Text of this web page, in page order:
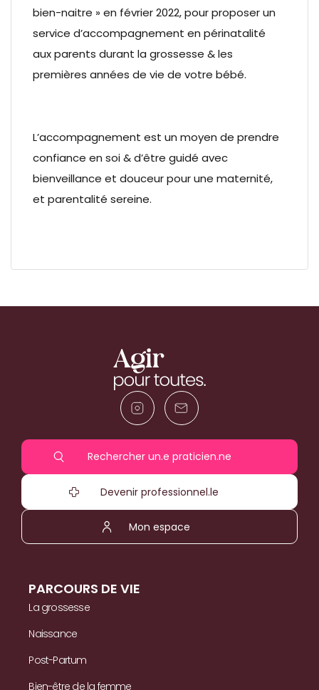
bien-naitre » en février 2022, pour proposer un
service d’accompagnement en périnatalité
aux parents durant la grossesse & les
premières années de vie de votre bébé.
L’accompagnement est un moyen de prendre
confiance en soi & d’être guidé avec
bienveillance et douceur pour une maternité,
et parentalité sereine.
Rechercher un.e praticien.ne
Devenir professionnel.le
Mon espace
PARCOURS DE VIE
La grossesse
Naissance
Post-Partum
Bien-être de la femme